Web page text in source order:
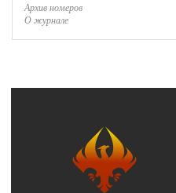
Архив номеров
О журнале